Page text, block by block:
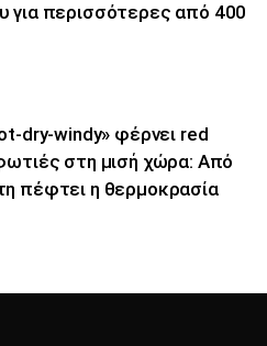
για περισσότερες από 400
dry-windy» φέρνει red
στη μισή χώρα: Από
πέφτει η θερμοκρασία